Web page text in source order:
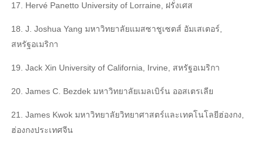
17. Hervé Panetto University of Lorraine, ฝรั่งเศส
18. J. Joshua Yang มหาวิทยาลัยแมสซาชูเซตส์ อัมเสเตอร์,
สหรัฐอเมริกา
19. Jack Xin University of California, Irvine, สหรัฐอเมริกา
20. James C. Bezdek มหาวิทยาลัยเมลเบิร์น ออสเตรเลีย
21. James Kwok มหาวิทยาลัยวิทยาศาสตร์และเทคโนโลยีฮ่องกง,
ฮ่องกงประเทศจีน